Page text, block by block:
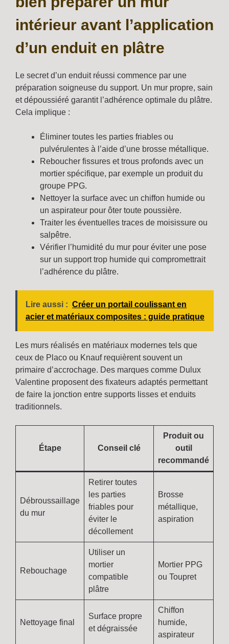
intérieur avant l’application
d’un enduit en plâtre
Le secret d’un enduit réussi commence par une
préparation soigneuse du support. Un mur propre, sain
et dépoussiéré garantit l’adhérence optimale du plâtre.
Cela implique :
Éliminer toutes les parties friables ou
pulvérulentes à l’aide d’une brosse métallique.
Reboucher fissures et trous profonds avec un
mortier spécifique, par exemple un produit du
groupe PPG.
Nettoyer la surface avec un chiffon humide ou
un aspirateur pour ôter toute poussière.
Traiter les éventuelles traces de moisissure ou
salpêtre.
Vérifier l’humidité du mur pour éviter une pose
sur un support trop humide qui compromettrait
l’adhérence du plâtre.
Lire aussi : Créer un portail coulissant en
acier et matériaux composites : guide pratique
Les murs réalisés en matériaux modernes tels que
ceux de Placo ou Knauf requièrent souvent un
primaire d’accrochage. Des marques comme Dulux
Valentine proposent des fixateurs adaptés permettant
de faire la jonction entre supports lisses et enduits
traditionnels.
Étape Conseil clé
Produit ou
outil
recommandé
Débroussaillage
du mur
Retirer toutes
les parties
friables pour
éviter le
décollement
Brosse
métallique,
aspiration
Rebouchage
Utiliser un
mortier
compatible
plâtre
Mortier PPG
ou Toupret
Nettoyage final
Surface propre
et dégraissée
Chiffon
humide,
aspirateur